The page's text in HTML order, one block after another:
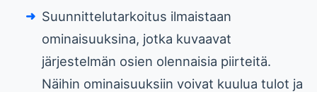
Suunnittelutarkoitus ilmaistaan
ominaisuuksina, jotka kuvaavat
järjestelmän osien olennaisia piirteitä.
Näihin ominaisuuksiin voivat kuulua tulot ja